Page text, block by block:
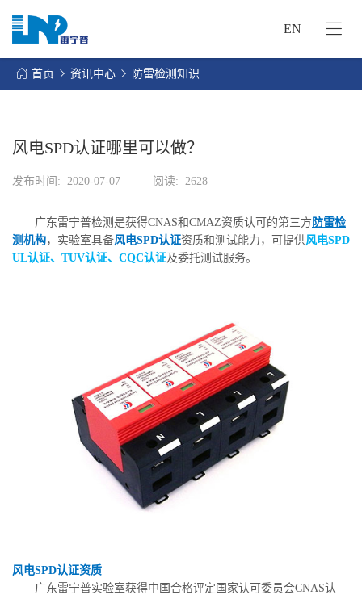
EN
首页 资讯中心 防雷检测知识
风电SPD认证哪里可以做？
发布时间: 2020-07-07 阅读: 2628
广东雷宁普检测是获得CNAS和CMAZ资质认可的第三方 防雷检
测机构，实验室具备风电SPD认证资质和测试能力，可提供风电SPD
UL认证、TUV认证、CQC认证及委托测试服务。
风电SPD认证资质
广东雷宁普实验室获得中国合格评定国家认可委员会CNAS认
网
的
服
务
资